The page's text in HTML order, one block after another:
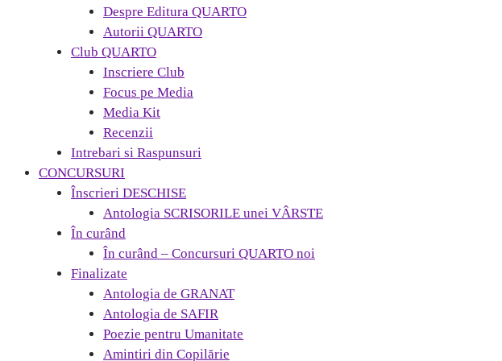
Despre Editura QUARTO
Autorii QUARTO
Club QUARTO
Inscriere Club
Focus pe Media
Media Kit
Recenzii
Intrebari si Raspunsuri
CONCURSURI
Înscrieri DESCHISE
Antologia SCRISORILE unei VÂRSTE
În curând
În curând – Concursuri QUARTO noi
Finalizate
Antologia de GRANAT
Antologia de SAFIR
Poezie pentru Umanitate
Amintiri din Copilărie